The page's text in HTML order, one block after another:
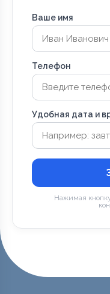
Ваше имя
Телефон
Удобная дата и
Нажимая